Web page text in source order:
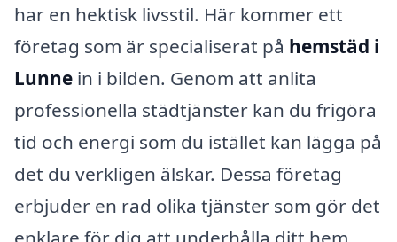
har en hektisk livsstil. Här kommer ett
företag som är specialiserat på hemstäd i
Lunne in i bilden. Genom att anlita
professionella städtjänster kan du frigöra
tid och energi som du istället kan lägga på
det du verkligen älskar. Dessa företag
erbjuder en rad olika tjänster som gör det